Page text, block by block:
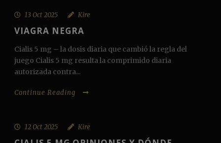
13 Oct 2025 Kire
VIAGRA NEGRA
Cialis 5 mg – la dosis diaria que cambió la regla del
juego Cialis 5 mg resulta la comprimido diaria
autorizada contra...
Continue Reading
12 Oct 2025 Kire